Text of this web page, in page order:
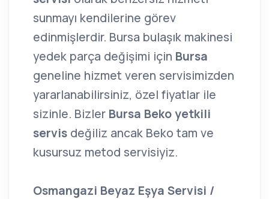
sunmayı kendilerine görev
edinmişlerdir. Bursa bulaşık makinesi
yedek parça değişimi için Bursa
geneline hizmet veren servisimizden
yararlanabilirsiniz, özel fiyatlar ile
sizinle. Bizler Bursa Beko yetkili
servis değiliz ancak Beko tam ve
kusursuz metod servisiyiz.
Osmangazi Beyaz Eşya Servisi /